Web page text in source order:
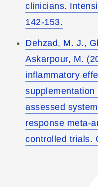
clinicians.
142-153.
Dehzad, M. J.,
Askarpour, M.
inflammatory
supplementation
assessed
response meta-
controlled trials.